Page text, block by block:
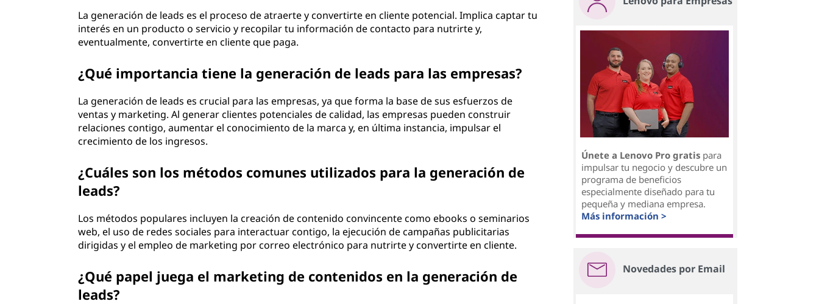
La generación de leads es el proceso de atraerte y convertirte en cliente potencial. Implica captar tu
interés en un producto o servicio y recopilar tu información de contacto para nutrirte y,
eventualmente, convertirte en cliente que paga.
¿Qué importancia tiene la generación de leads para las empresas?
La generación de leads es crucial para las empresas, ya que forma la base de sus esfuerzos de
ventas y marketing. Al generar clientes potenciales de calidad, las empresas pueden construir
relaciones contigo, aumentar el conocimiento de la marca y, en última instancia, impulsar el
crecimiento de los ingresos.
¿Cuáles son los métodos comunes utilizados para la generación de
leads?
Los métodos populares incluyen la creación de contenido convincente como ebooks o seminarios
web, el uso de redes sociales para interactuar contigo, la ejecución de campañas publicitarias
dirigidas y el empleo de marketing por correo electrónico para nutrirte y convertirte en cliente.
¿Qué papel juega el marketing de contenidos en la generación de
leads?
Únete a Lenovo Pro gratispara
impulsar tu negocio y descubre un
programa de beneficios
especialmente diseñado para tu
pequeña y mediana empresa.
Más información >
Novedades por Email